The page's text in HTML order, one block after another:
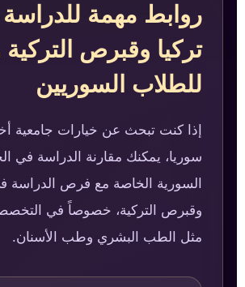
روابط مهمة
تركيا وقبرص التركية
للطلاب السوريين
إذا كنت تبحث عن خيارات جامعية
سوريا، يمكنك مقارنة الدراسة في
السورية الخاصة مع فرص الدراسة
وقبرص التركية، خصوصاً في
مثل الطب البشري وطب الأسنان.